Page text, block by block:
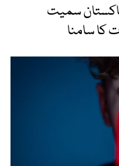
پاکستان سمیت
سامنا